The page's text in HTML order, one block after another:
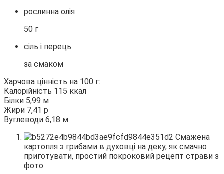
рослинна олія
50 г
сіль і перець
за смаком
Харчова цінність на 100 г:
Калорійність 115 ккал
Білки 5,99 м
Жири 7,41 р
Вуглеводи 6,18 м